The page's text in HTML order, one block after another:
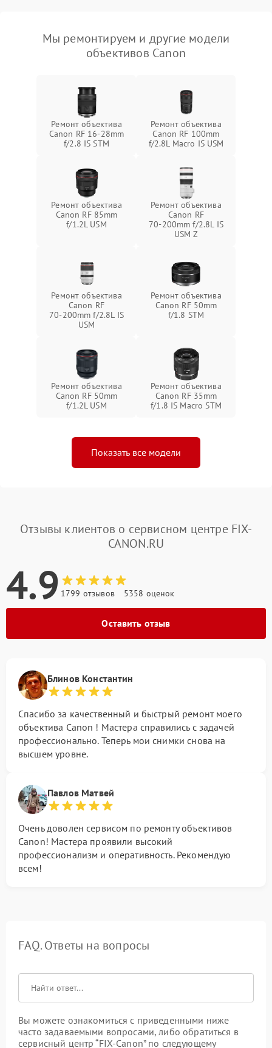
Мы ремонтируем и другие модели
объективов Canon
Ремонт объектива
Canon RF 16‑28mm
f/2.8 IS STM
Ремонт объектива
Canon RF 100mm
f/2.8L Macro IS USM
Ремонт объектива
Canon RF 85mm
f/1.2L USM
Ремонт объектива
Canon RF
70‑200mm f/2.8L IS
USM Z
Ремонт объектива
Canon RF
70‑200mm f/2.8L IS
USM
Ремонт объектива
Canon RF 50mm
f/1.8 STM
Ремонт объектива
Canon RF 50mm
f/1.2L USM
Ремонт объектива
Canon RF 35mm
f/1.8 IS Macro STM
Показать все модели
Отзывы клиентов о сервисном центре FIX-
CANON.RU
4.9 1799 отзывов 5358 оценок
Оставить отзыв
Блинов Константин
Спасибо за качественный и быстрый ремонт моего
объектива Canon ! Мастера справились с задачей
профессионально. Теперь мои снимки снова на
высшем уровне.
Павлов Матвей
Очень доволен сервисом по ремонту объективов
Canon! Мастера проявили высокий
профессионализм и оперативность. Рекомендую
всем!
FAQ. Ответы на вопросы
Вы можете ознакомиться с приведенными ниже
часто задаваемыми вопросами, либо обратиться в
сервисный центр “FIX-Canon” по следующему